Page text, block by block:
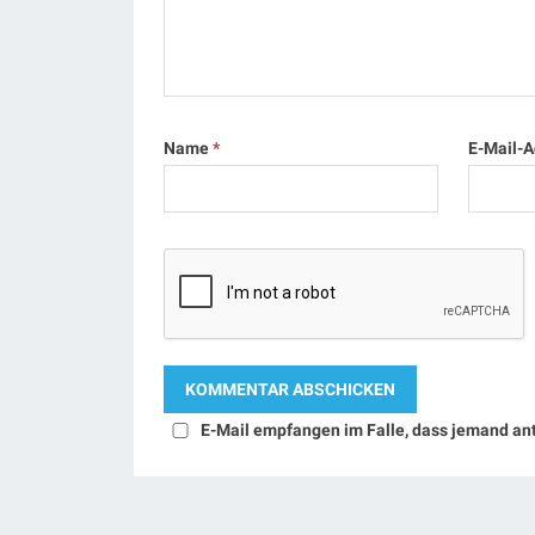
Name* E-Mail-
E-Mail empfangen im Falle, dass jemand